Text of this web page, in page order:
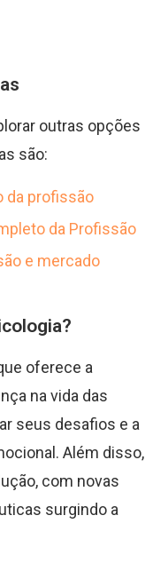
outras opções
são:
da profissão
da Profissão
e mercado
oferece a
na vida das
seus desafios e a
Além disso,
com novas
surgindo a